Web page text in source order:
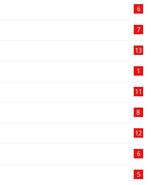
6
7
13
1
11
8
12
6
5